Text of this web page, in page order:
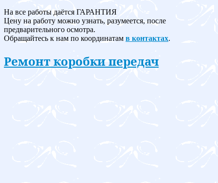
На все работы даётся ГАРАНТИЯ
Цену на работу можно узнать, разумеется, после
предварительного осмотра.
Обращайтесь к нам по координатам в контактах.
Ремонт коробки передач